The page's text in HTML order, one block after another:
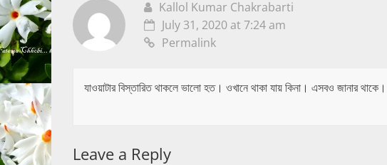
Kallol Kumar Chakrabarti
July 31, 2020 at 7:24 am
Permalink
যাওয়াটার বিস্তারিত থাকলে ভালো হত। ওখানে থাকা যায় কিনা। এসবও জানার
Leave a Reply